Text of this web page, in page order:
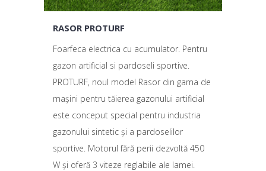
RASOR PROTURF
Foarfeca electrica cu acumulator. Pentru
gazon artificial si pardoseli sportive.
PROTURF, noul model Rasor din gama de
mașini pentru tăierea gazonului artificial
este conceput special pentru industria
gazonului sintetic și a pardoselilor
sportive. Motorul fără perii dezvoltă 450
W și oferă 3 viteze reglabile ale lamei.